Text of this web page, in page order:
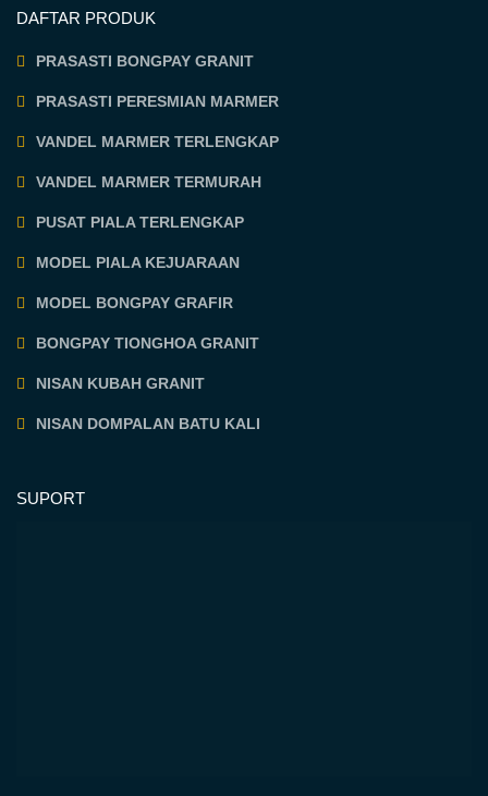
DAFTAR PRODUK
PRASASTI BONGPAY GRANIT
PRASASTI PERESMIAN MARMER
VANDEL MARMER TERLENGKAP
VANDEL MARMER TERMURAH
PUSAT PIALA TERLENGKAP
MODEL PIALA KEJUARAAN
MODEL BONGPAY GRAFIR
BONGPAY TIONGHOA GRANIT
NISAN KUBAH GRANIT
NISAN DOMPALAN BATU KALI
SUPORT